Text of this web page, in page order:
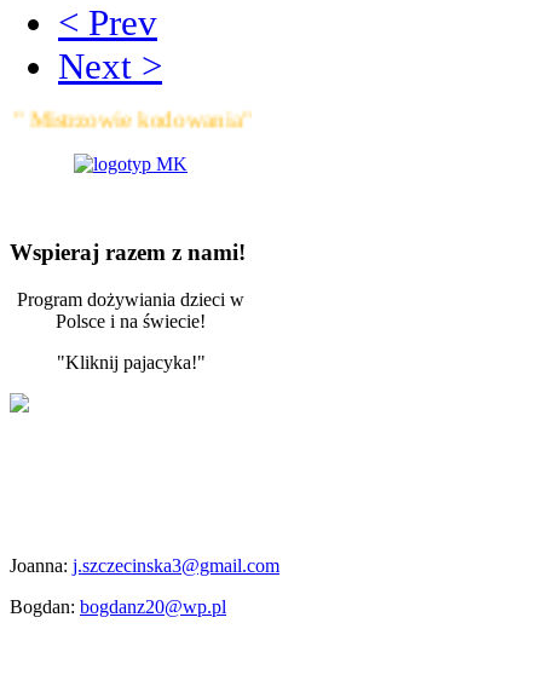
< Prev
Next >
kodowania"
Wspieraj razem z nami!
Program dożywiania dzieci w
Polsce i na świecie!
"Kliknij pajacyka!"
Joanna: j.szczecinska3@gmail.com
Bogdan: bogdanz20@wp.pl